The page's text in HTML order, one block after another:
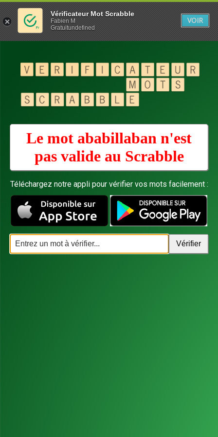
Le mot ababillaban n'est
pas valide au Scrabble
Téléchargez notre appli pour vérifier vos mots facilement :
Vérificateur Mot Scrabble
Fabien M
Gratuitundefined
VOIR